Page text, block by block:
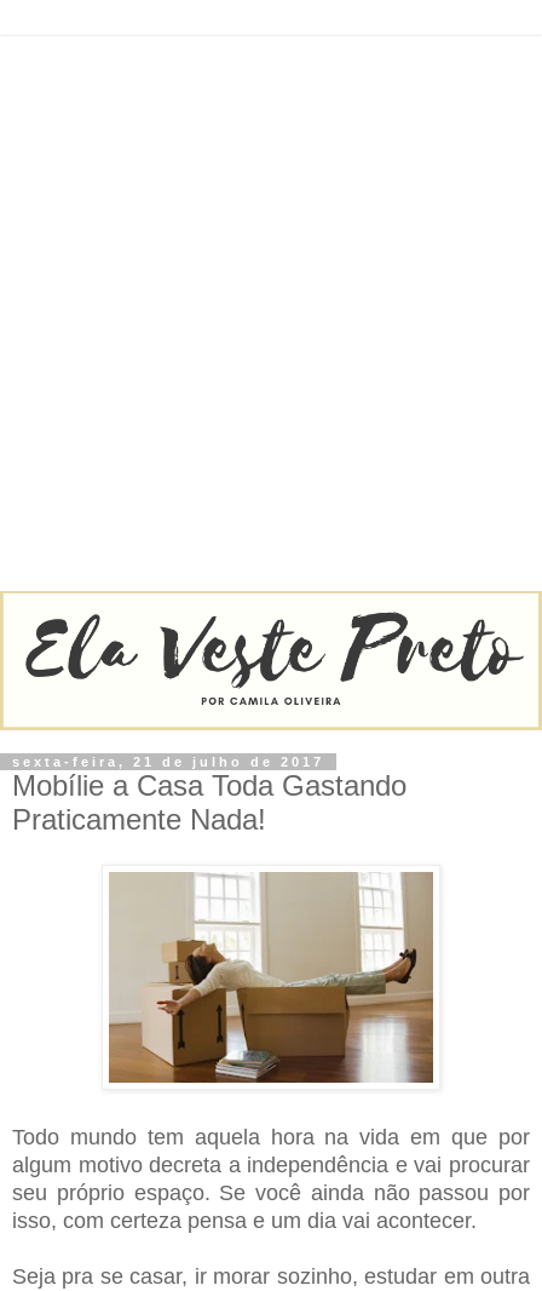
sexta-feira, 21 de julho de 2017
Mobílie a Casa Toda Gastando
Praticamente Nada!
Todo mundo tem aquela hora na vida em que por
algum motivo decreta a independência e vai procurar
seu próprio espaço. Se você ainda não passou por
isso, com certeza pensa e um dia vai acontecer.
Seja pra se casar, ir morar sozinho, estudar em outra